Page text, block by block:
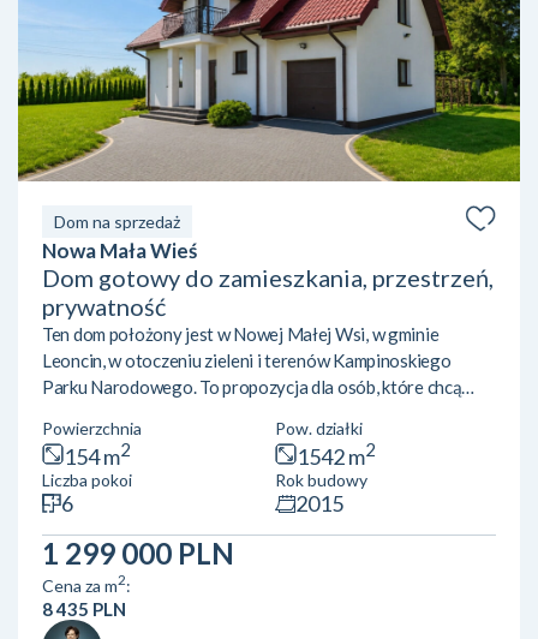
Dom na sprzedaż
Nowa Mała Wieś
Dom gotowy do zamieszkania, przestrzeń,
prywatność
Ten dom położony jest w Nowej Małej Wsi, w gminie
Leoncin, w otoczeniu zieleni i terenów Kampinoskiego
Parku Narodowego. To propozycja dla osób, które chcą
dojazdu do pracy, a jednocześnie zyskać przestrzeń,
prywatność i jakość życia, której trudno doświadczyć w
mieście. To dom, który nie wymaga kosztownego remontu
ani długich przygotowań przed przeprowadzką.Dom jest
gotowy do zamieszkania. Dom o powierzchni 154 m² został
zaprojektowany tak, aby ...
Powierzchnia
154 m2
Pow. działki
1542 m2
Liczba pokoi
6
Rok budowy
2015
1 299 000 PLN
Cena za m2:
8 435 PLN